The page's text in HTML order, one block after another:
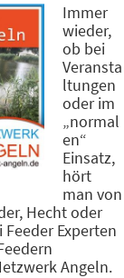
Immer
wieder,
ob bei
Veransta
ltungen
oder im
„normal
en“
Einsatz,
hört
man von
Hecht oder
Experten
Angeln.